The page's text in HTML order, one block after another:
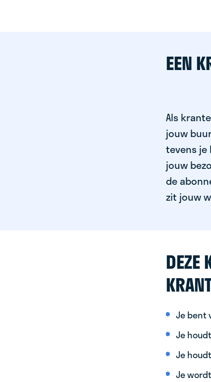
EEN
Als
jouw
tevens je
jouw
de
zit jouw
DEZE
Je bent
Je
Je
Je